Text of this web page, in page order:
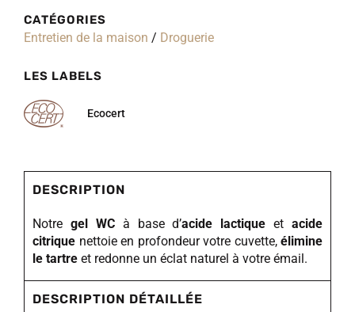
CATÉGORIES
Entretien de la maison / Droguerie
LES LABELS
Ecocert
DESCRIPTION
Notre gel WCà base d’acide lactique et acide
citrique nettoie en profondeur votre cuvette, élimine
le tartre et redonne un éclat naturel à votre émail.
DESCRIPTION DÉTAILLÉE